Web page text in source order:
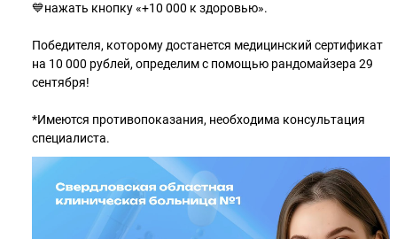
💙нажать кнопку «+10 000 к здоровью».
Победителя, которому достанется медицинский сертификат
на 10 000 рублей, определим с помощью рандомайзера 29
сентября!
*Имеются противопоказания, необходима консультация
специалиста.